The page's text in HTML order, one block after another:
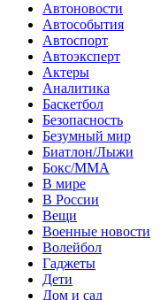
Автоновости
Автособытия
Автоспорт
Автоэксперт
Актеры
Аналитика
Баскетбол
Безопасность
Безумный мир
Биатлон/Лыжи
Бокс/MMA
В мире
В России
Вещи
Военные новости
Волейбол
Гаджеты
Дети
Дом и сад